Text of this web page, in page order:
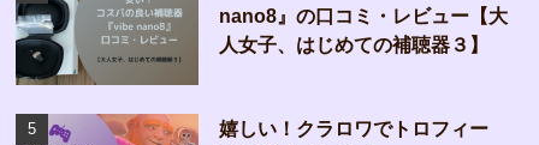
nano8』の口コミ・レビュー【大
人女子、はじめての補聴器３】
嬉しい！クラロワでトロフィー